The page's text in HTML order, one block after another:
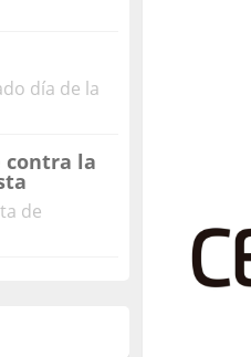
día de la
contra la
de
Justicia